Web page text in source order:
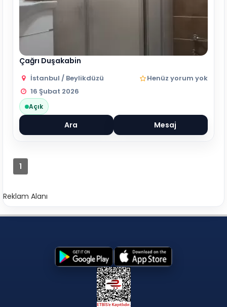
Çağrı Duşakabin
İstanbul / Beylikdüzü
Henüz yorum yok
16 Şubat 2026
Açık
Ara Mesaj
1
Reklam Alanı